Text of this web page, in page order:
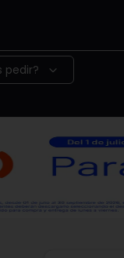
pedir?